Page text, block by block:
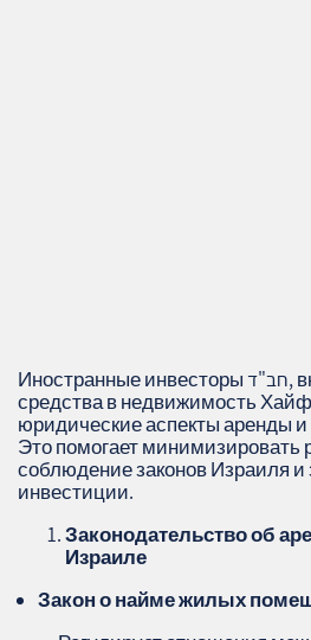
Иностранные инвесторы חב"ד, вкладывающие
средства в недвижимость
юридические аспекты аренды и
Это помогает минимизировать
соблюдение законов Израиля
инвестиции.
Законодательство об
Израиле